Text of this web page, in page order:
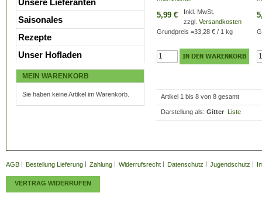
5,99 €
Inkl. MwSt.
zzgl. Versandkosten
Grundpreis =33,28 € / 1 kg
Artikel 1 bis 8 von 8 gesamt
Darstellung als: Gitter Liste
Unsere Lieferanten
Saisonales
Rezepte
Unser Hofladen
MEIN WARENKORB
Sie haben keine Artikel im Warenkorb.
AGB Bestellung Lieferung Zahlung Widerrufsrecht Datenschutz Jugendschutz
VERTRAG WIDERRUFEN